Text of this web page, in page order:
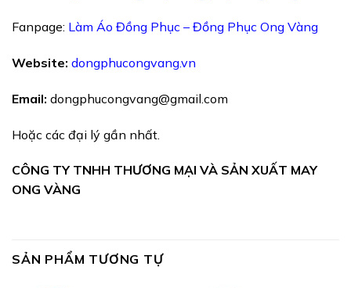
Fanpage: Làm Áo Đồng Phục – Đồng Phục Ong Vàng
Website: dongphucongvang.vn
Email: dongphucongvang@gmail.com
Hoặc các đại lý gần nhất.
CÔNG TY TNHH THƯƠNG MẠI VÀ SẢN XUẤT MAY
ONG VÀNG
SẢN PHẨM TƯƠNG TỰ